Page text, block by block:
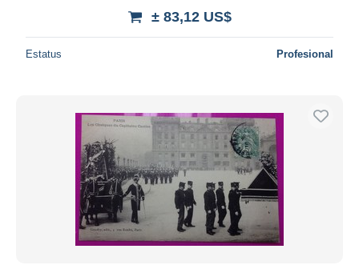
± 83,12 US$
Estatus Profesional